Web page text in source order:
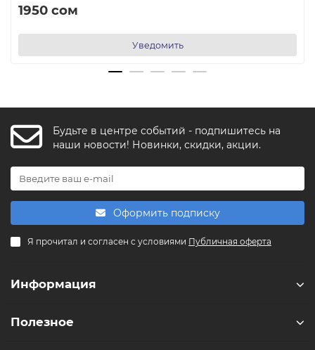
1950 сом
Уведомить
Будьте в центре событий - подпишитесь на
наши новости! Новинки, скидки, акции.
Оформить подписку
Я прочитал и согласен с условиями Публичная оферта
Информация
Полезное
F FishkaAI
Обычно отвечаем за минуту
Чем можем помочь?